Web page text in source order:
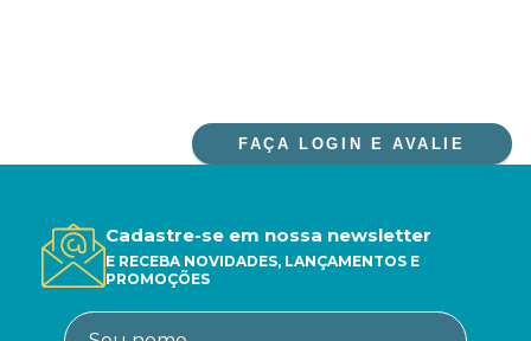
FAÇA LOGIN E AVALIE
Cadastre-se em nossa newsletter
E RECEBA NOVIDADES, LANÇAMENTOS E
PROMOÇÕES